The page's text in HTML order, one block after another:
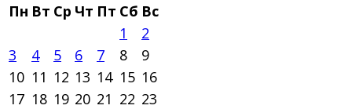
Пн Вт Ср Чт Пт Сб Вс
1
2
3
4 5 6 7 8
9
10 11 12 13 14 15 16
17 18 19 20 21 22 23